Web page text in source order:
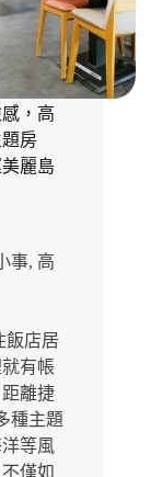
，高
房
麗島
事, 高
飯店居
有帳
離捷
種主題
等風
僅如